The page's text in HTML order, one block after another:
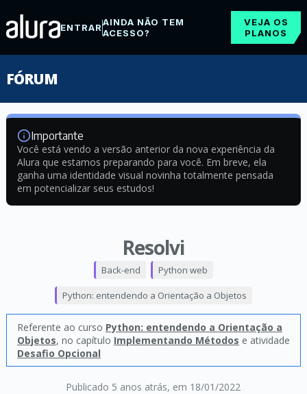
ENTRARAINDA NÃO TEM
ACESSO?
VEJA OS
PLANOS
FÓRUM
Importante
Você está vendo a versão anterior da nova experiência da
Alura que estamos preparando para você. Em breve, ela
ganha uma identidade visual novinha totalmente pensada
em potencializar seus estudos!
Resolvi
Publicado 5 anos atrás, em 18/01/2022
Back-end Python web
Python: entendendo a Orientação a Objetos
Referente ao curso Python: entendendo a Orientação a
Objetos, no capítulo Implementando Métodos e atividade
Desafio Opcional